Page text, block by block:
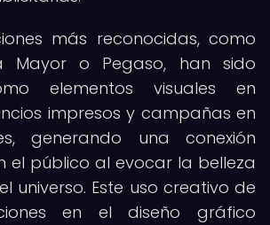
más reconocidas, como
Mayor o Pegaso, han sido
elementos visuales en
impresos y campañas en
generando una conexión
el público al evocar la belleza
universo. Este uso creativo de
en el diseño gráfico